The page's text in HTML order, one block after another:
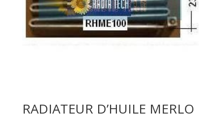
RADIATEUR D’HUILE MERLO